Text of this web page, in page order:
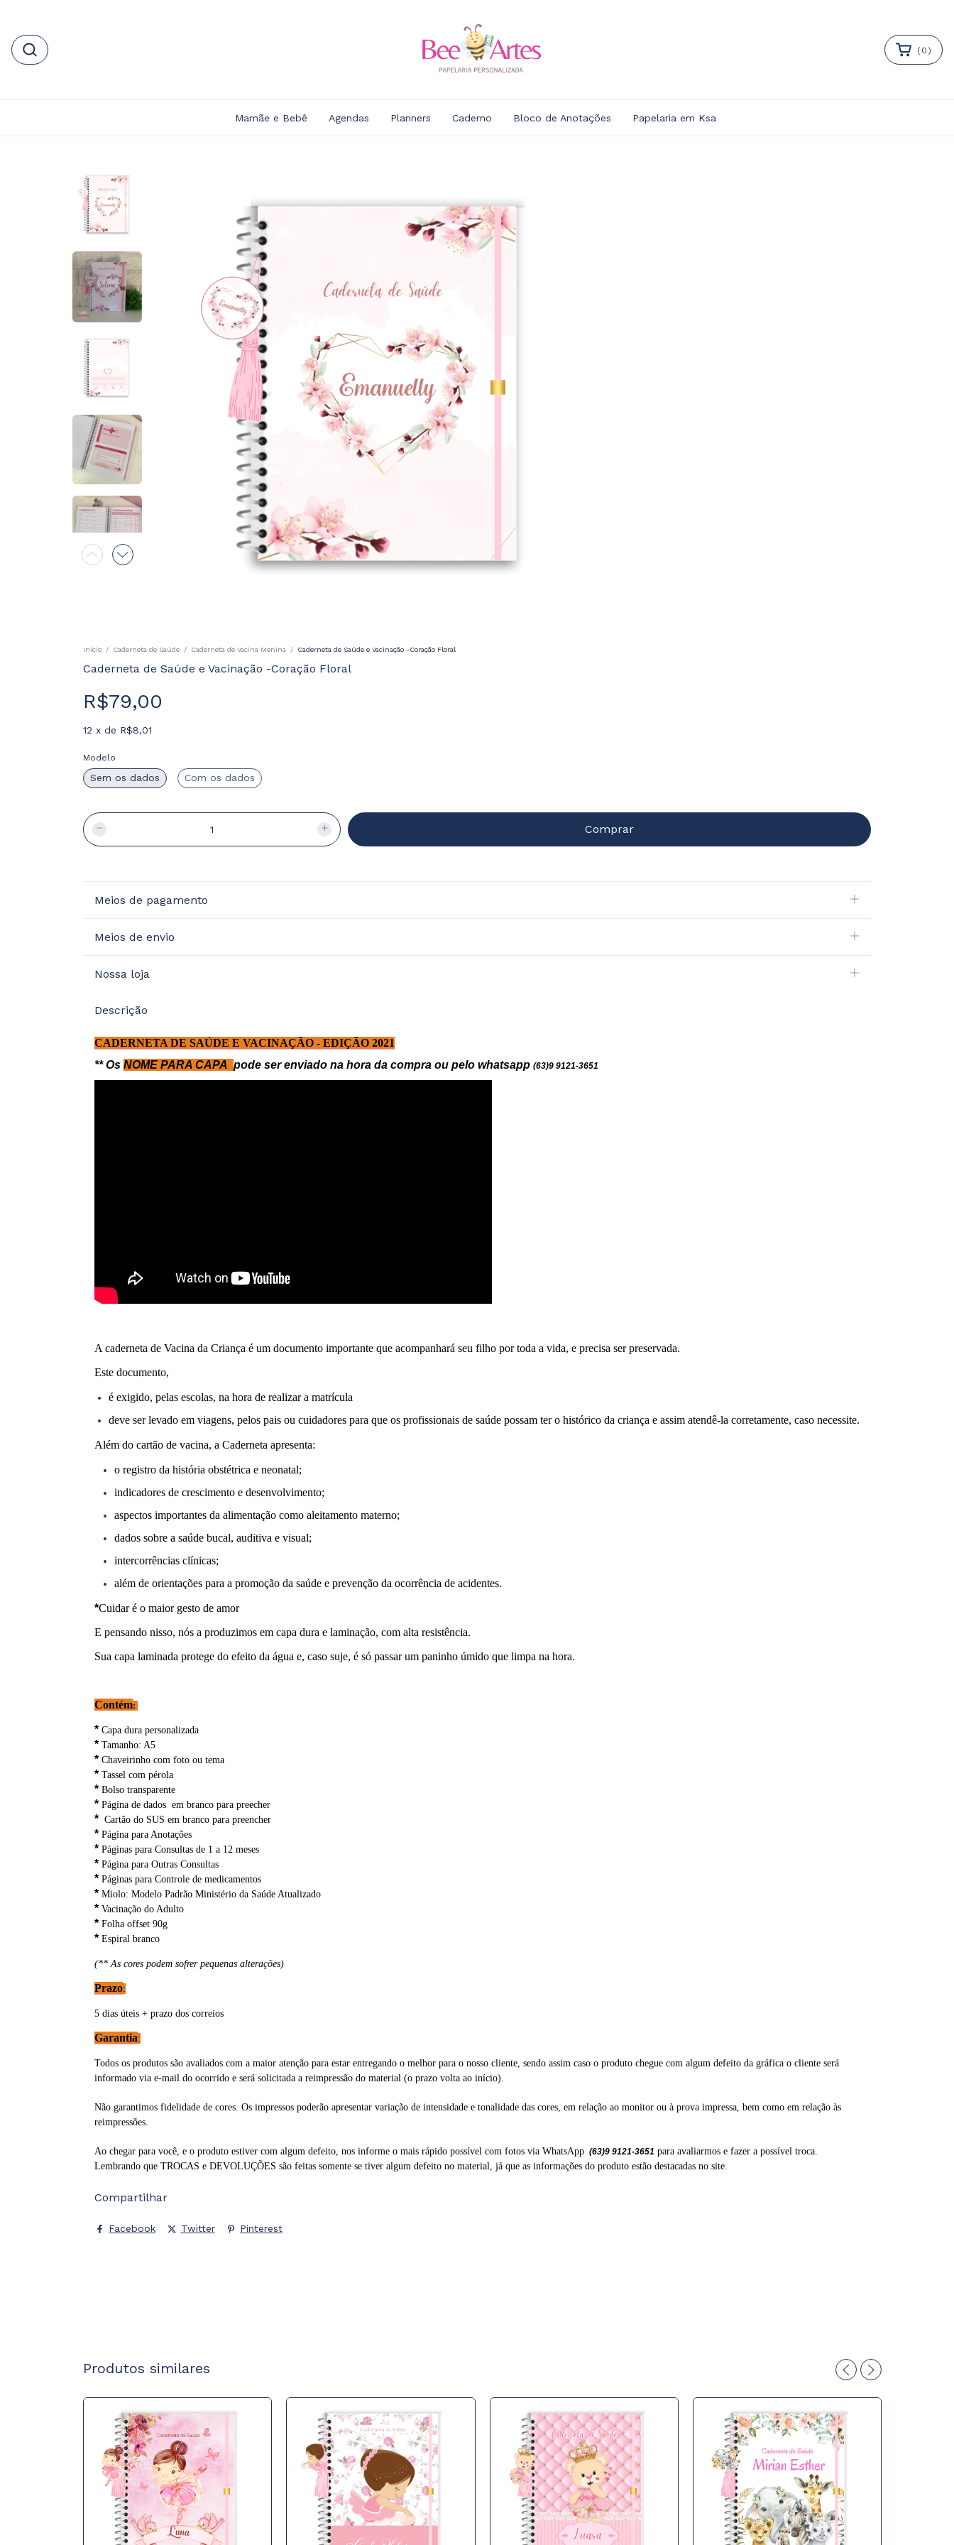
( 0 )
Mamãe e Bebê Agendas Planners Caderno Bloco de Anotações Papelaria em Ksa
Início / Caderneta de Saúde / Caderneta de Vacina Menina / Caderneta de Saúde e Vacinação -Coração Floral
Caderneta de Saúde e Vacinação -Coração Floral
R$79,00
12 x de R$8,01
Modelo
Sem os dados Com os dados
Meios de pagamento
Meios de envio
Nossa loja
Descrição
CADERNETA DE SAÚDE E VACINAÇÃO - EDIÇÃO 2021
** Os NOME PARA CAPA pode ser enviado na hora da compra ou pelo whatsapp (63)9 9121-3651
A caderneta de Vacina da Criança é um documento importante que acompanhará seu filho por toda a vida, e precisa ser preservada.
Este documento,
é exigido, pelas escolas, na hora de realizar a matrícula
deve ser levado em viagens, pelos pais ou cuidadores para que os profissionais de saúde possam ter o histórico da criança e assim atendê-la corretamente, caso necessite.
Além do cartão de vacina, a Caderneta apresenta:
o registro da história obstétrica e neonatal;
indicadores de crescimento e desenvolvimento;
aspectos importantes da alimentação como aleitamento materno;
dados sobre a saúde bucal, auditiva e visual;
intercorrências clínicas;
além de orientações para a promoção da saúde e prevenção da ocorrência de acidentes.
*Cuidar é o maior gesto de amor
E pensando nisso, nós a produzimos em capa dura e laminação, com alta resistência.
Sua capa laminada protege do efeito da água e, caso suje, é só passar um paninho úmido que limpa na hora.
Contém:
* Capa dura personalizada
* Tamanho: A5
* Chaveirinho com foto ou tema
* Tassel com pérola
* Bolso transparente
* Página de dados em branco para preecher
* Cartão do SUS em branco para preencher
* Página para Anotações
* Páginas para Consultas de 1 a 12 meses
* Página para Outras Consultas
* Páginas para Controle de medicamentos
* Miolo: Modelo Padrão Ministério da Saúde Atualizado
* Vacinação do Adulto
* Folha offset 90g
* Espiral branco
(** As cores podem sofrer pequenas alterações)
Prazo:
5 dias úteis + prazo dos correios
Garantia:
Todos os produtos são avaliados com a maior atenção para estar entregando o melhor para o nosso cliente, sendo assim caso o produto chegue com algum defeito da gráfica o cliente será
informado via e-mail do ocorrido e será solicitada a reimpressão do material (o prazo volta ao início).
Não garantimos fidelidade de cores. Os impressos poderão apresentar variação de intensidade e tonalidade das cores, em relação ao monitor ou à prova impressa, bem como em relação às
reimpressões.
Ao chegar para você, e o produto estiver com algum defeito, nos informe o mais rápido possível com fotos via WhatsApp (63)9 9121-3651 para avaliarmos e fazer a possível troca.
Lembrando que TROCAS e DEVOLUÇÕES são feitas somente se tiver algum defeito no material, já que as informações do produto estão destacadas no site.
Compartilhar
Facebook Twitter Pinterest
Produtos similares